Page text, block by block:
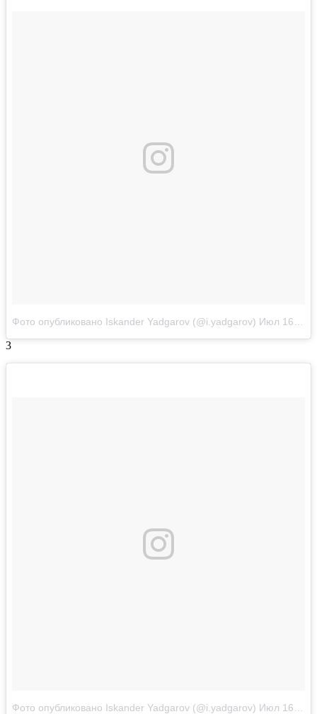
Фото опубликовано Iskander Yadgarov (@i.yadgarov) Июл 16 2016 в 2:19 PDT
3
Фото опубликовано Iskander Yadgarov (@i.yadgarov) Июл 16 2016 в 2:19 PDT